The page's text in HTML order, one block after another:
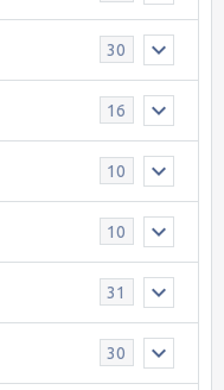
30
16
10
10
31
30